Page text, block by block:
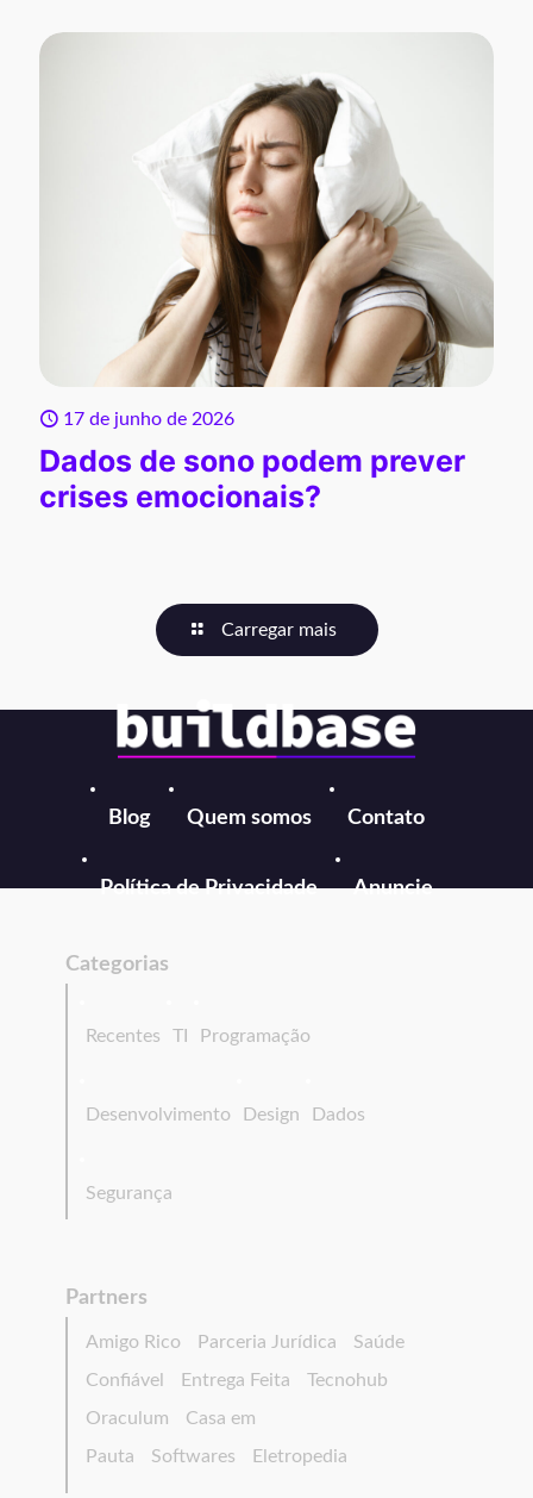
17 de junho de 2026
Dados de sono podem prever
crises emocionais?
Carregar mais
Blog Quem somos Contato
Política de Privacidade Anuncie
Categorias
Recentes TI Programação
Desenvolvimento Design Dados
Segurança
Partners
Amigo Rico Parceria Jurídica
Saúde
Confiável
Entrega Feita
Tecnohub
Oraculum
Casa em
Pauta
Softwares Eletropedia